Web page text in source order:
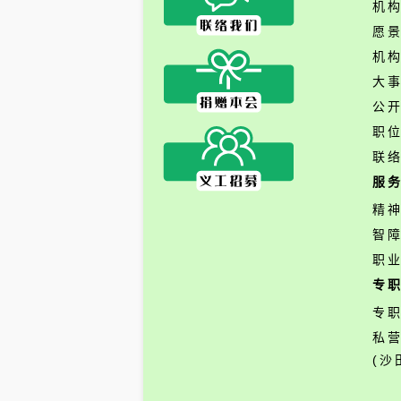
机
愿
机
大
公
职
联
服
精
智
职
专
专
私
(沙